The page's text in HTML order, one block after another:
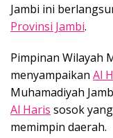
Jambi ini
Provinsi Jambi.
Pimpinan Wilayah
menyampaikan Al
Muhamadiyah
Al Haris sosok
memimpin daerah.